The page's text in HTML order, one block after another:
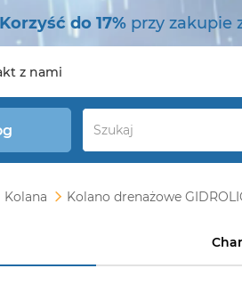
Korzyść do 17% przy zakupie
z nami
Kolana Kolano drenażowe